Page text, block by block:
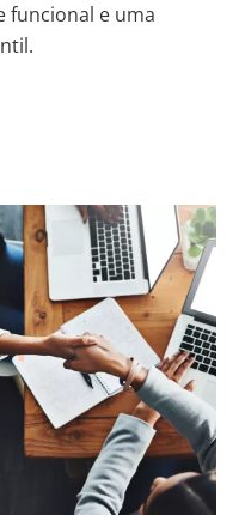
funcional e uma